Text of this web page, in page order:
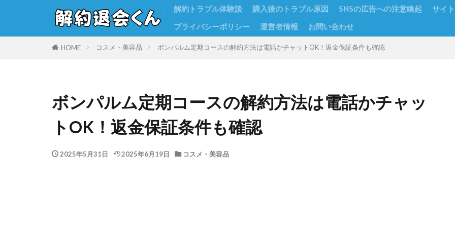
解約トラブル体験談 購入後のトラブル原因 SNSの広告への注意喚起
サイ
プライバシーポリシー
運営者情報 お問い合わせ
HOME コスメ・美容品 ボンパルム定期コースの解約方法は電話かチャットOK！返金保証条件も確認
ボンパルム定期コースの解約方法は電話かチャッ
トOK！返金保証条件も確認
2025年5月31日 2025年6月19日 コスメ・美容品